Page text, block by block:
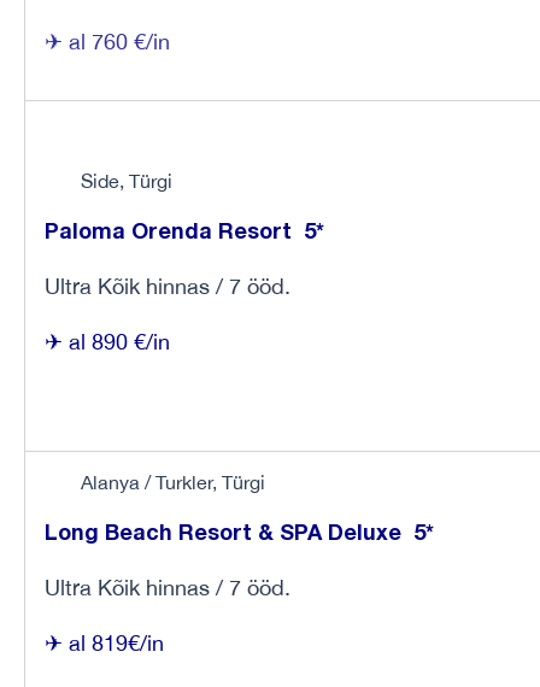
✈ al 760 €/in
Side, Türgi
Paloma Orenda Resort 5*
Ultra Kõik hinnas / 7 ööd.
✈ al 890 €/in
Alanya / Turkler, Türgi
Long Beach Resort & SPA Deluxe 5*
Ultra Kõik hinnas / 7 ööd.
✈ al 819€/in